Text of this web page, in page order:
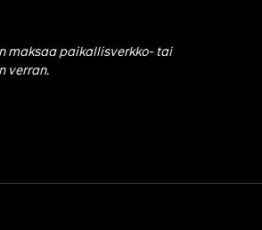
maksaa paikallisverkko- tai
verran.